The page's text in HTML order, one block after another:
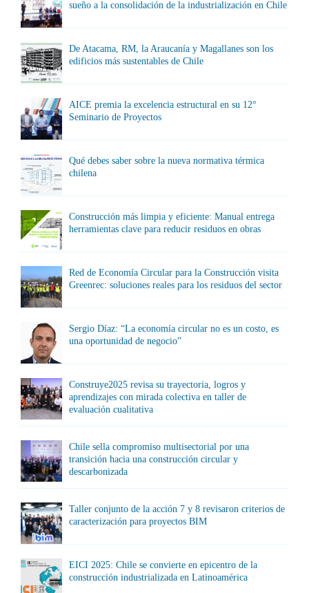
sueño a la consolidación de la industrialización en Chile
De Atacama, RM, la Araucanía y Magallanes son los
edificios más sustentables de Chile
AICE premia la excelencia estructural en su 12°
Seminario de Proyectos
Qué debes saber sobre la nueva normativa térmica
chilena
Construcción más limpia y eficiente: Manual entrega
herramientas clave para reducir residuos en obras
Red de Economía Circular para la Construcción visita
Greenrec: soluciones reales para los residuos del sector
Sergio Díaz: “La economía circular no es un costo, es
una oportunidad de negocio”
Construye2025 revisa su trayectoria, logros y
aprendizajes con mirada colectiva en taller de
evaluación cualitativa
Chile sella compromiso multisectorial por una
transición hacia una construcción circular y
descarbonizada
Taller conjunto de la acción 7 y 8 revisaron criterios de
caracterización para proyectos BIM
EICI 2025: Chile se convierte en epicentro de la
construcción industrializada en Latinoamérica